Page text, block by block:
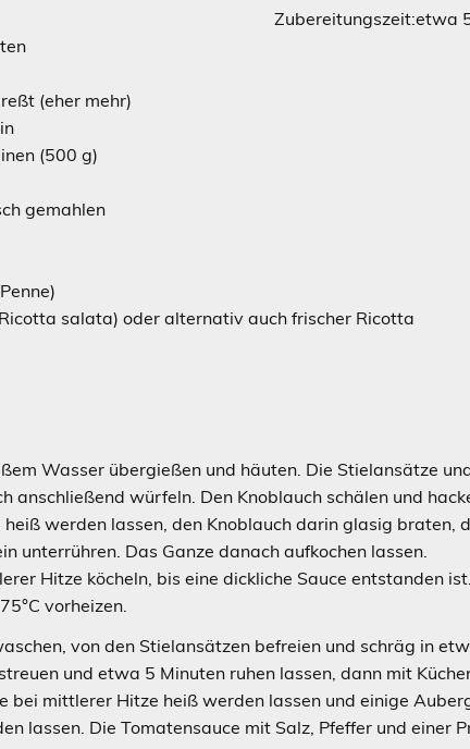
Zubereitungszeit:etwa 50
(eher mehr)
(500 g)
gemahlen
salata) oder alternativ auch frischer Ricotta
Wasser übergießen und häuten. Die Stielansätze
anschließend würfeln. Den Knoblauch schälen und
werden lassen, den Knoblauch darin glasig braten,
unterrühren. Das Ganze danach aufkochen lassen.
Hitze köcheln, bis eine dickliche Sauce entstanden
vorheizen.
von den Stielansätzen befreien und schräg in
und etwa 5 Minuten ruhen lassen, dann mit
bei mittlerer Hitze heiß werden lassen und einige
lassen. Die Tomatensauce mit Salz, Pfeffer und einer